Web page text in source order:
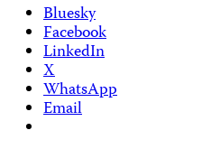
Bluesky
Facebook
LinkedIn
X
WhatsApp
Email